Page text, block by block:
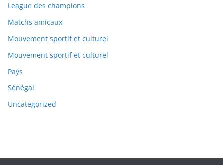
League des champions
Matchs amicaux
Mouvement sportif et culturel
Mouvement sportif et culturel
Pays
Sénégal
Uncategorized